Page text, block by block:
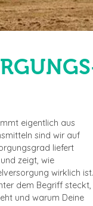
eigentlich aus
sind wir auf
liefert
zeigt, wie
wirklich
dem Begriff steckt,
und warum Deine